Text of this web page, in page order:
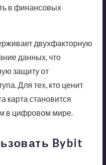
в финансовых
двухфакторную
данных, что
защиту от
Для тех, кто ценит
карта становится
в цифровом мире.
Bybit